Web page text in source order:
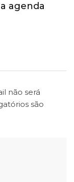
não será
são